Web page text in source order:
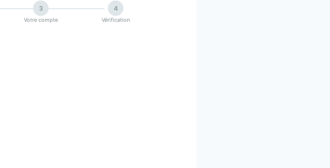
3
Votre compte
4
Vérification